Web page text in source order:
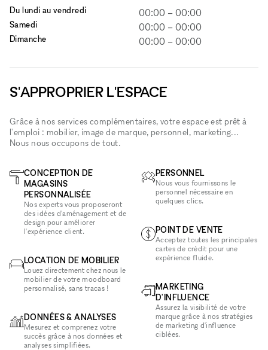
Du lundi au vendredi 00:00 – 00:00
Samedi 00:00 – 00:00
Dimanche 00:00 – 00:00
S'APPROPRIER L'ESPACE
Grâce à nos services complémentaires, votre espace est prêt à
l'emploi : mobilier, image de marque, personnel, marketing...
Nous nous occupons de tout.
CONCEPTION DE
MAGASINS
PERSONNALISÉE
Nos experts vous proposeront
des idées d'aménagement et de
design pour améliorer
l'expérience client.
LOCATION DE MOBILIER
Louez directement chez nous le
mobilier de votre moodboard
personnalisé, sans tracas !
DONNÉES & ANALYSES
Mesurez et comprenez votre
succès grâce à nos données et
analyses simplifiées.
PERSONNEL
Nous vous fournissons le
personnel nécessaire en
quelques clics.
POINT DE VENTE
Acceptez toutes les principales
cartes de crédit pour une
expérience fluide.
MARKETING
D'INFLUENCE
Assurez la visibilité de votre
marque grâce à nos stratégies
de marketing d'influence
ciblées.